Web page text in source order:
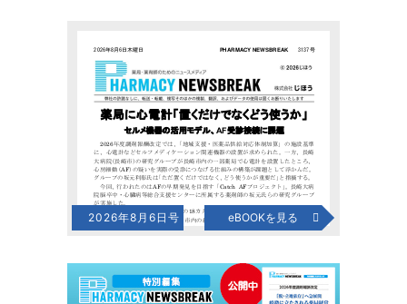
2026年8月6日号 eBOOKを見る